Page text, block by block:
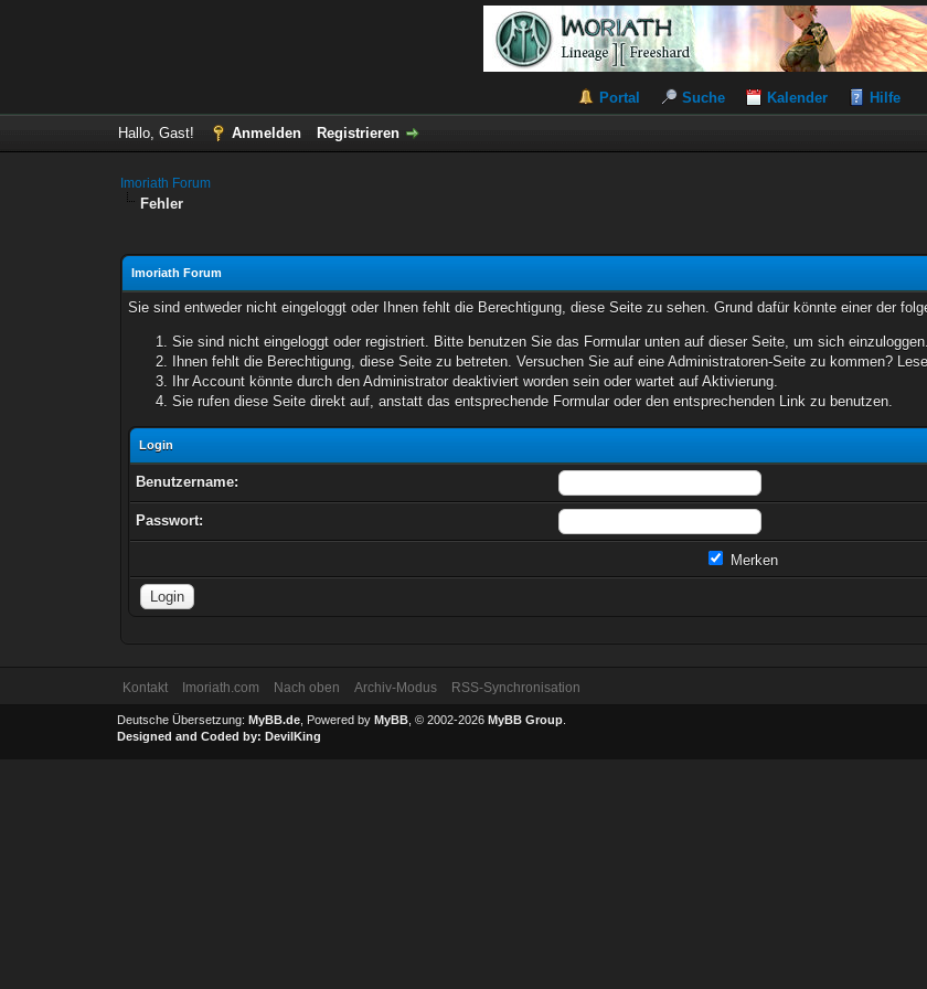
Portal Suche Kalender Hilfe
Hallo, Gast! Anmelden Registrieren
Imoriath Forum
Fehler
Imoriath Forum
Sie sind entweder nicht eingeloggt oder Ihnen fehlt die Berechtigung, diese Seite zu sehen. Grund dafür könnte einer der
Sie sind nicht eingeloggt oder registriert. Bitte benutzen Sie das Formular unten auf dieser Seite, um sich einzuloggen.
Ihnen fehlt die Berechtigung, diese Seite zu betreten. Versuchen Sie auf eine Administratoren-Seite zu kommen?
Ihr Account könnte durch den Administrator deaktiviert worden sein oder wartet auf Aktivierung.
Sie rufen diese Seite direkt auf, anstatt das entsprechende Formular oder den entsprechenden Link zu benutzen.
Login
Benutzername:
Passwort:
Merken
Kontakt Imoriath.com Nach oben Archiv-Modus RSS-Synchronisation
Deutsche Übersetzung: MyBB.de, Powered by MyBB, © 2002-2026 MyBB Group.
Designed and Coded by: DevilKing